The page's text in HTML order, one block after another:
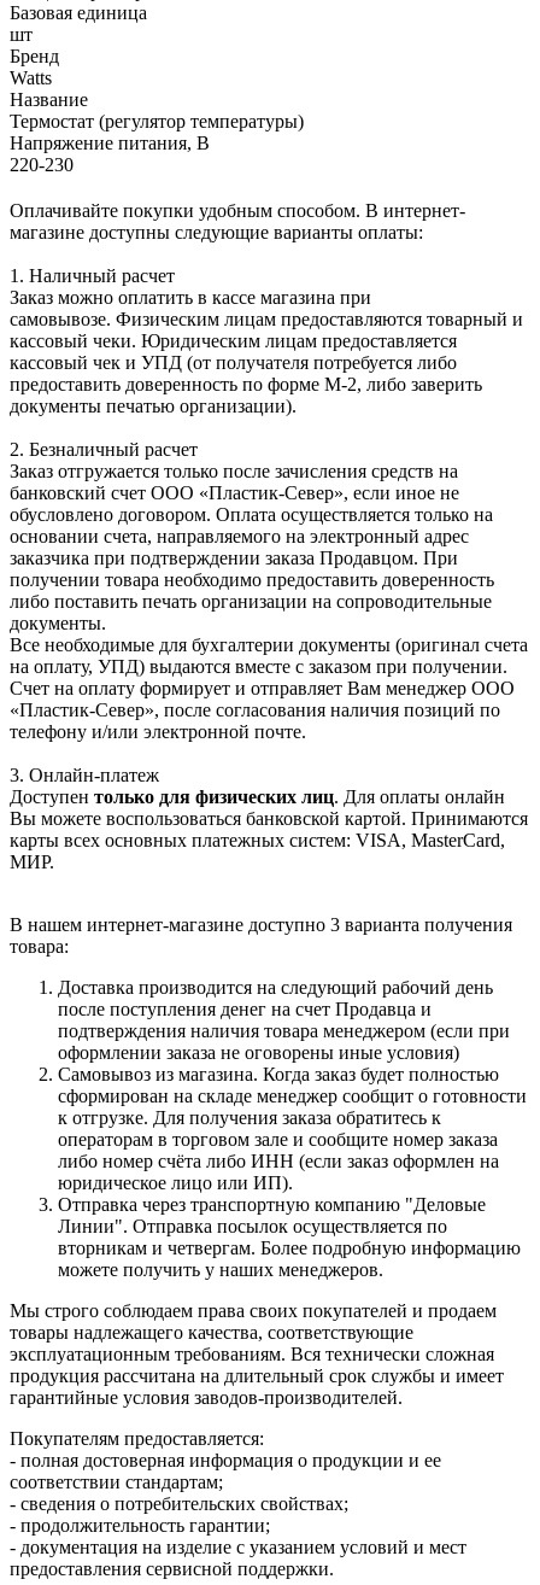
Базовая единица
шт
Бренд
Watts
Название
Термостат (регулятор температуры)
Напряжение питания, В
220-230
Оплачивайте покупки удобным способом. В интернет-
магазине доступны следующие варианты оплаты:
1. Наличный расчет
Заказ можно оплатить в кассе магазина при
самовывозе. Физическим лицам предоставляются товарный и
кассовый чеки. Юридическим лицам предоставляется
кассовый чек и УПД (от получателя потребуется либо
предоставить доверенность по форме М-2, либо заверить
документы печатью организации).
2. Безналичный расчет
Заказ отгружается только после зачисления средств на
банковский счет ООО «Пластик-Север», если иное не
обусловлено договором. Оплата осуществляется только на
основании счета, направляемого на электронный адрес
заказчика при подтверждении заказа Продавцом. При
получении товара необходимо предоставить доверенность
либо поставить печать организации на сопроводительные
документы.
Все необходимые для бухгалтерии документы (оригинал счета
на оплату, УПД) выдаются вместе с заказом при получении.
Счет на оплату формирует и отправляет Вам менеджер ООО
«Пластик-Север», после согласования наличия позиций по
телефону и/или электронной почте.
3. Онлайн-платеж
Доступен только для физических лиц. Для оплаты онлайн
Вы можете воспользоваться банковской картой. Принимаются
карты всех основных платежных систем: VISA, MasterCard,
МИР.
В нашем интернет-магазине доступно 3 варианта получения
товара:
Доставка производится на следующий рабочий день
после поступления денег на счет Продавца и
подтверждения наличия товара менеджером (если при
оформлении заказа не оговорены иные условия)
Самовывоз из магазина. Когда заказ будет полностью
сформирован на складе менеджер сообщит о готовности
к отгрузке. Для получения заказа обратитесь к
операторам в торговом зале и сообщите номер заказа
либо номер счёта либо ИНН (если заказ оформлен на
юридическое лицо или ИП).
Отправка через транспортную компанию "Деловые
Линии". Отправка посылок осуществляется по
вторникам и четвергам. Более подробную информацию
можете получить у наших менеджеров.
Мы строго соблюдаем права своих покупателей и продаем
товары надлежащего качества, соответствующие
эксплуатационным требованиям. Вся технически сложная
продукция рассчитана на длительный срок службы и имеет
гарантийные условия заводов-производителей.
Покупателям предоставляется:
- полная достоверная информация о продукции и ее
соответствии стандартам;
- сведения о потребительских свойствах;
- продолжительность гарантии;
- документация на изделие с указанием условий и мест
предоставления сервисной поддержки.